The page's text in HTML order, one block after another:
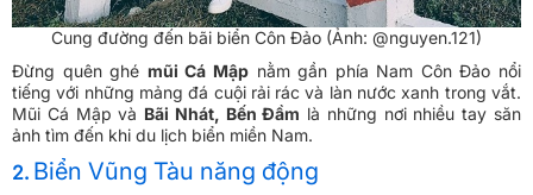
Cung đường đến bãi biển Côn Đảo (Ảnh: @nguyen.121)
Đừng quên ghé mũi Cá Mậpnằm gần phía Nam Côn Đảo nổi
tiếng với những mảng đá cuội rải rác và làn nước xanh trong vắt.
Mũi Cá Mập và Bãi Nhát, Bến Đầm là những nơi nhiều tay săn
ảnh tìm đến khi du lịch biển miền Nam.
2. Biển Vũng Tàu năng động